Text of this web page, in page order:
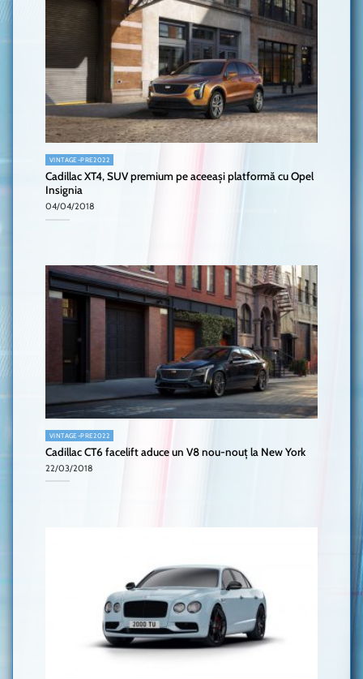
VINTAGE-PRE2022
Cadillac XT4, SUV premium pe aceeași platformă cu Opel
Insignia
04/04/2018
VINTAGE-PRE2022
Cadillac CT6 facelift aduce un V8 nou-nouț la New York
22/03/2018